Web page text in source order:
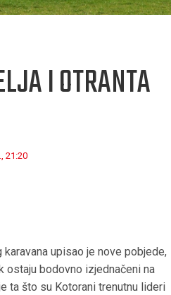
I OTRANTA
21:20
upisao je nove pobjede,
ostaju bodovno izjednačeni na
ta što su Kotorani trenutnu lideri